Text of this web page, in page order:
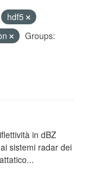
hdf5
Groups:
in dBZ
sistemi radar dei